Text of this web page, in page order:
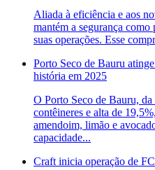
Aliada à eficiência e aos
mantém a segurança como
suas operações. Esse
Porto Seco de Bauru
história em 2025
O Porto Seco de Bauru,
contêineres e alta de
amendoim, limão e
capacidade...
Craft inicia operação de